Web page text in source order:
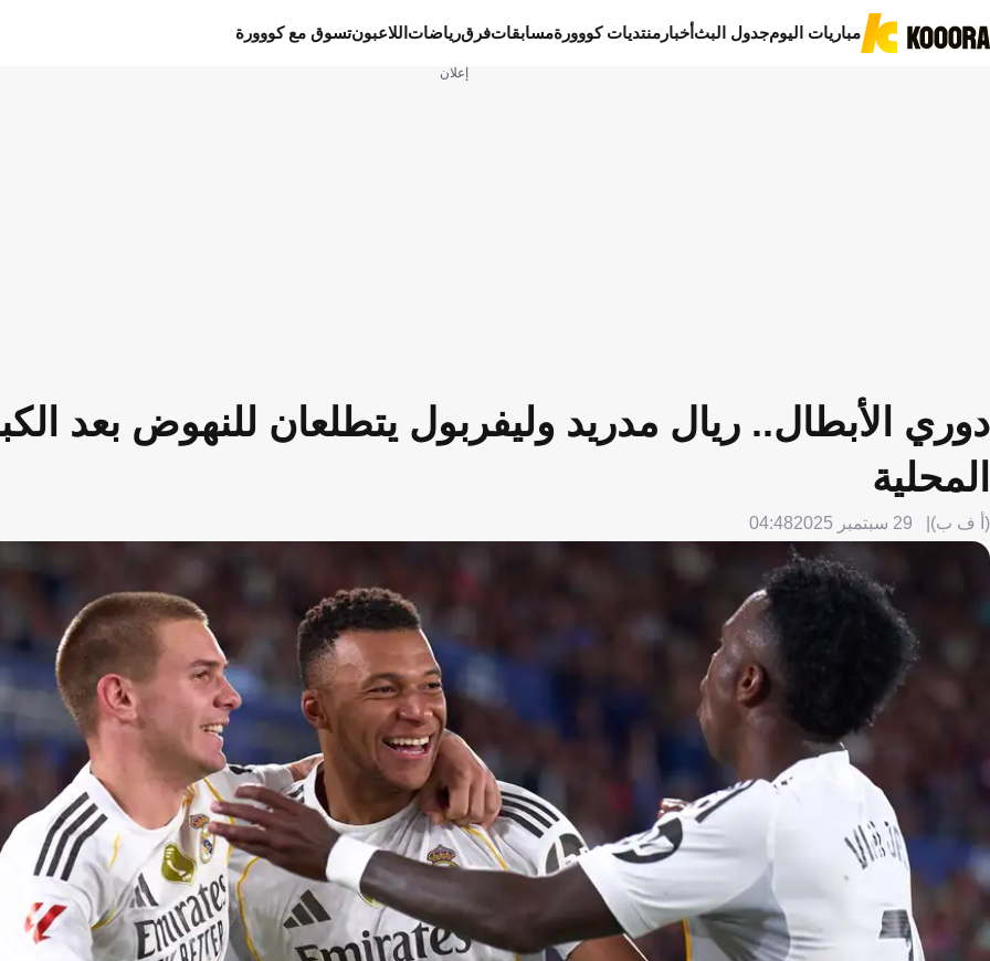
مباريات اليومجدول البثأخبار منتديات كووورةمسابقاتفرقرياضات اللاعبونتسوق مع كووورة
إعلان
دوري الأبطال.. ريال مدريد وليفربول يتطلعان للنهوض بعد
المحلية
(أ ف ب) 29 سبتمبر 2025 04:48